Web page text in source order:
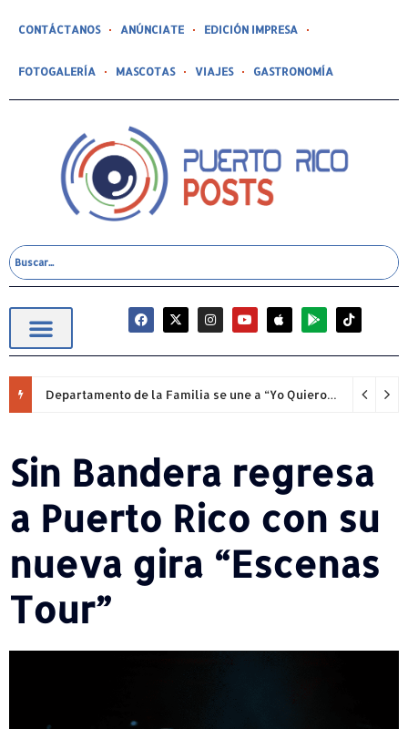
CONTÁCTANOS ANÚNCIATE EDICIÓN IMPRESA
FOTOGALERÍA MASCOTAS VIAJES GASTRONOMÍA
Departamento de la Familia se une a “Yo Quiero Mi Escuela 2026”
Sin Bandera regresa
a Puerto Rico con su
nueva gira “Escenas
Tour”